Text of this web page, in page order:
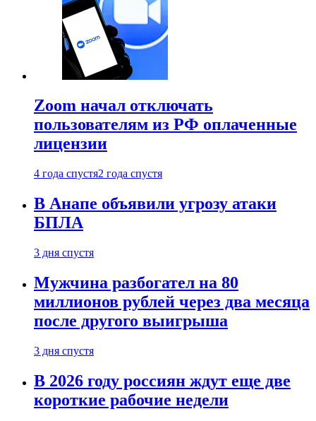
Zoom начал отключать
пользователям из РФ оплаченные
лицензии
4 года спустя2 года спустя
В Анапе объявили угрозу атаки
БПЛА
3 дня спустя
Мужчина разбогател на 80
миллионов рублей через два месяца
после другого выигрыша
3 дня спустя
В 2026 году россиян ждут еще две
короткие рабочие недели